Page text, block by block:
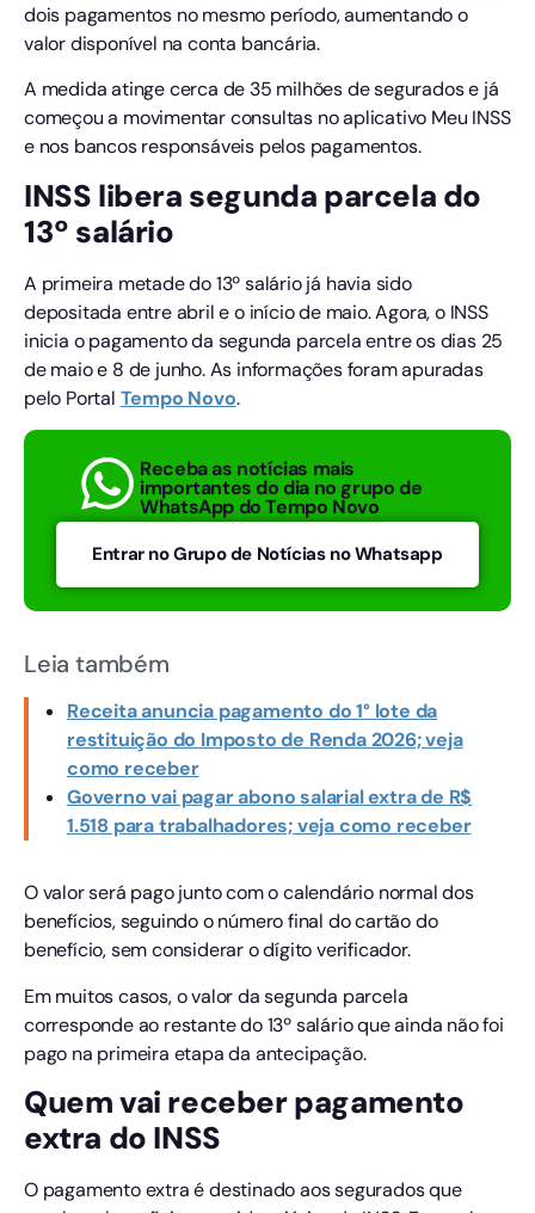
dois pagamentos no mesmo período, aumentando o
valor disponível na conta bancária.
A medida atinge cerca de 35 milhões de segurados e já
começou a movimentar consultas no aplicativo Meu INSS
e nos bancos responsáveis pelos pagamentos.
INSS libera segunda parcela do
13º salário
A primeira metade do 13º salário já havia sido
depositada entre abril e o início de maio. Agora, o INSS
inicia o pagamento da segunda parcela entre os dias 25
de maio e 8 de junho. As informações foram apuradas
pelo Portal Tempo Novo.
Receba as notícias mais
importantes do dia no grupo de
WhatsApp do Tempo Novo
Entrar no Grupo de Notícias no Whatsapp
Leia também
Receita anuncia pagamento do 1° lote da
restituição do Imposto de Renda 2026; veja
como receber
Governo vai pagar abono salarial extra de R$
1.518 para trabalhadores; veja como receber
O valor será pago junto com o calendário normal dos
benefícios, seguindo o número final do cartão do
benefício, sem considerar o dígito verificador.
Em muitos casos, o valor da segunda parcela
corresponde ao restante do 13º salário que ainda não foi
pago na primeira etapa da antecipação.
Quem vai receber pagamento
extra do INSS
O pagamento extra é destinado aos segurados que